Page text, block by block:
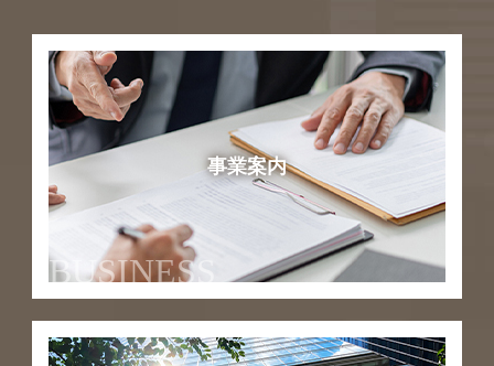
事業案内
BUSINESS